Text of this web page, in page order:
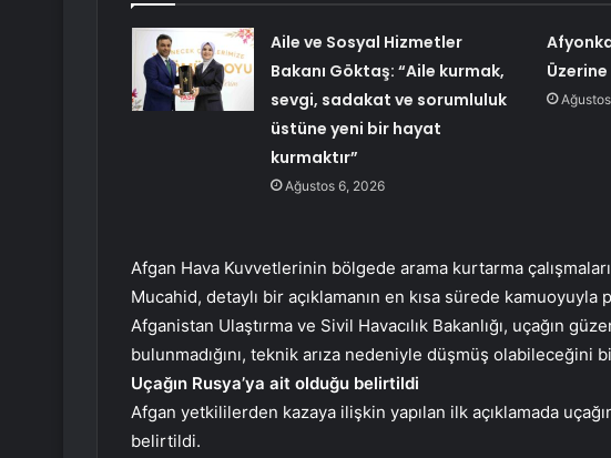
Aile ve Sosyal Hizmetler
Bakanı Göktaş: “Aile kurmak,
sevgi, sadakat ve sorumluluk
üstüne yeni bir hayat
kurmaktır”
Ağustos 6, 2026
Afgan Hava Kuvvetlerinin bölgede arama kurtarma
Mucahid, detaylı bir açıklamanın en kısa sürede kamuoyuyla
Afganistan Ulaştırma ve Sivil Havacılık Bakanlığı, uçağın
bulunmadığını, teknik arıza nedeniyle düşmüş olabileceğini
Uçağın Rusya’ya ait olduğu belirtildi
Afgan yetkililerden kazaya ilişkin yapılan ilk açıklamada
belirtildi.